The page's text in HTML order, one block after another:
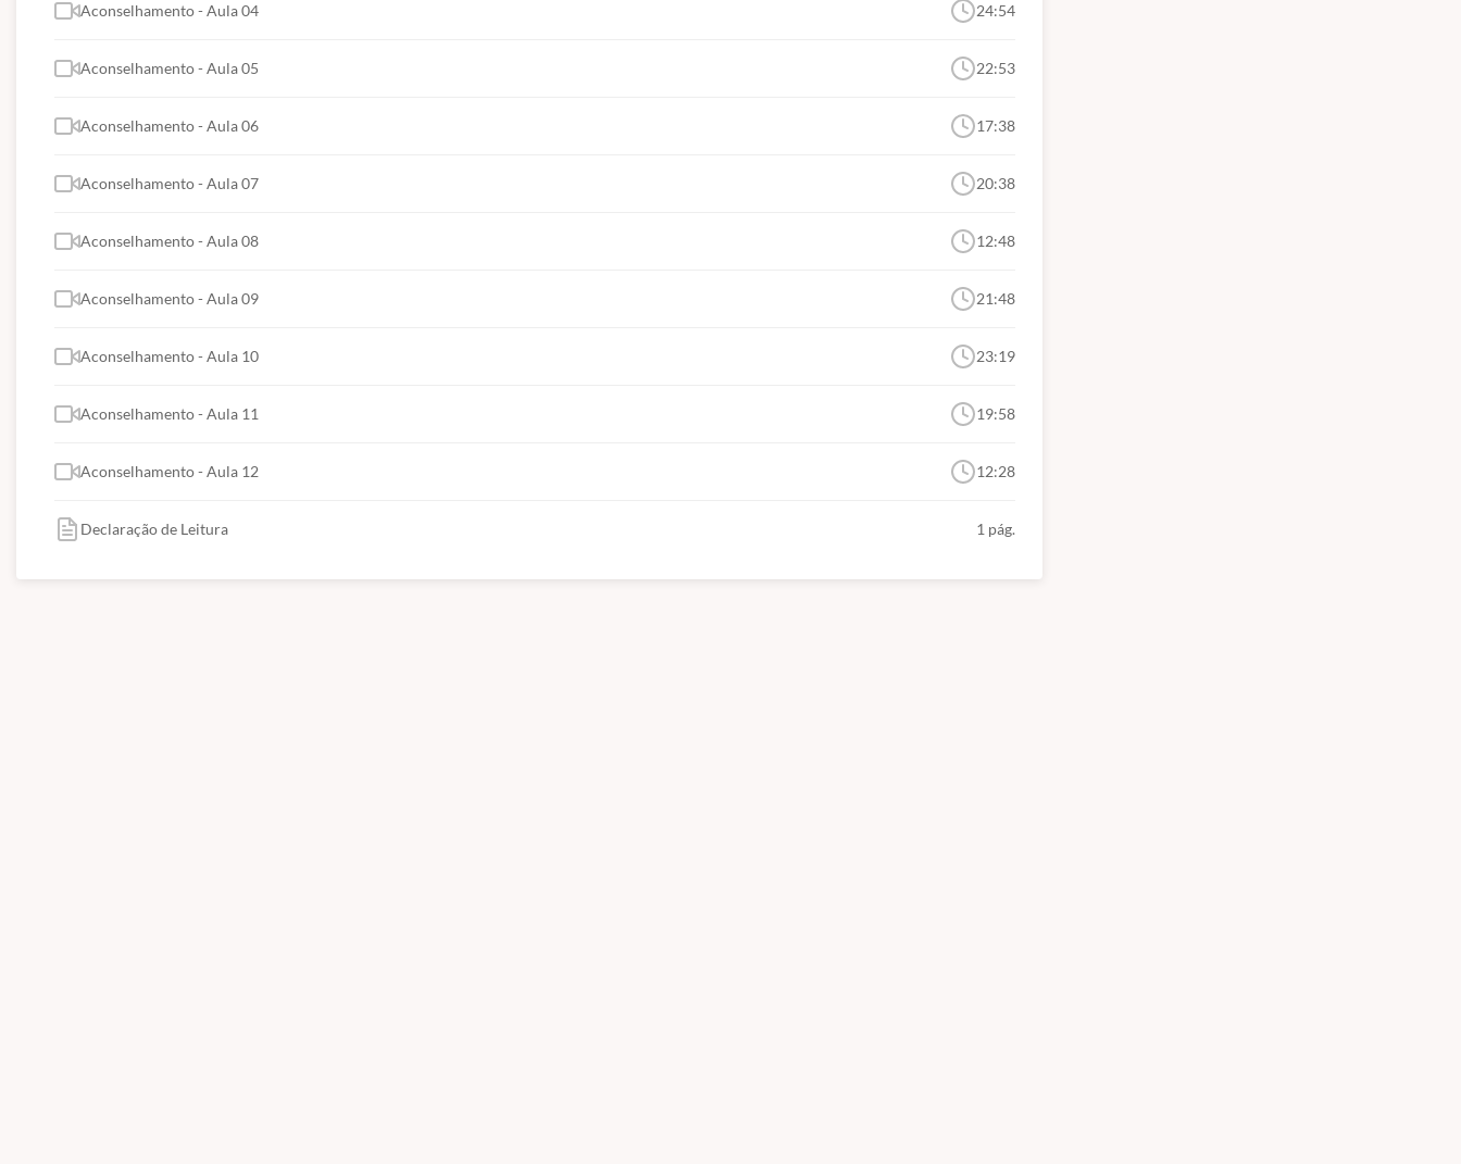
Aconselhamento - Aula 04 24:54
Aconselhamento - Aula 05 22:53
Aconselhamento - Aula 06 17:38
Aconselhamento - Aula 07 20:38
Aconselhamento - Aula 08 12:48
Aconselhamento - Aula 09 21:48
Aconselhamento - Aula 10 23:19
Aconselhamento - Aula 11 19:58
Aconselhamento - Aula 12 12:28
Declaração de Leitura 1 pág.